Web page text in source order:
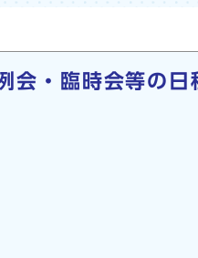
メニュー
会・臨時会等の日